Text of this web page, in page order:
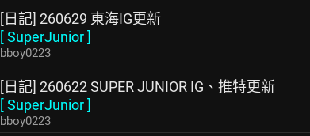
[日記] 260629 東海IG更新
[SuperJunior]
bboy0223
[日記] 260622 SUPER JUNIOR IG、推特更新
[SuperJunior]
bboy0223